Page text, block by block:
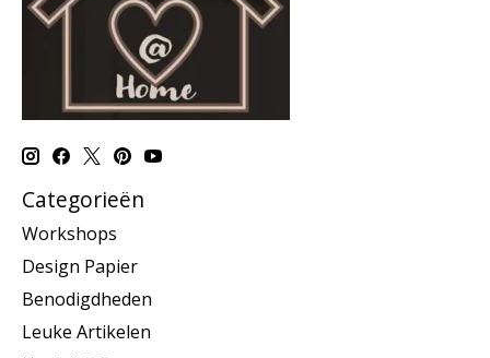
Categorieën
Workshops
Design Papier
Benodigdheden
Leuke Artikelen